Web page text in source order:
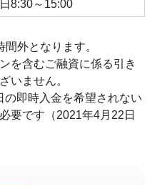
8:30～15:00
間外となります。
を含むご融資に係る引き
いません。
即時入金を希望されない
要です（2021年4月22日